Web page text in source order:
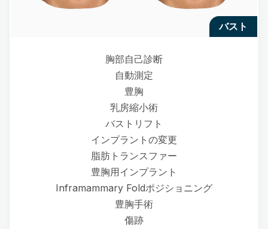
バスト
胸部自己診断
自動測定
豊胸
乳房縮小術
バストリフト
インプラントの変更
脂肪トランスファー
豊胸用インプラント
Inframammary Foldポジショニング
豊胸手術
傷跡